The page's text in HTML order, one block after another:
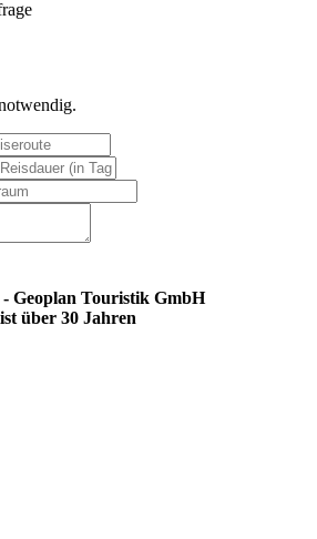
Geoplan Touristik GmbH
über 30 Jahren